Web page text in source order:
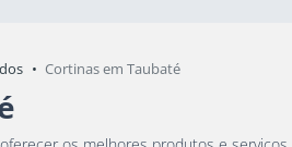
Cortinas em Taubaté